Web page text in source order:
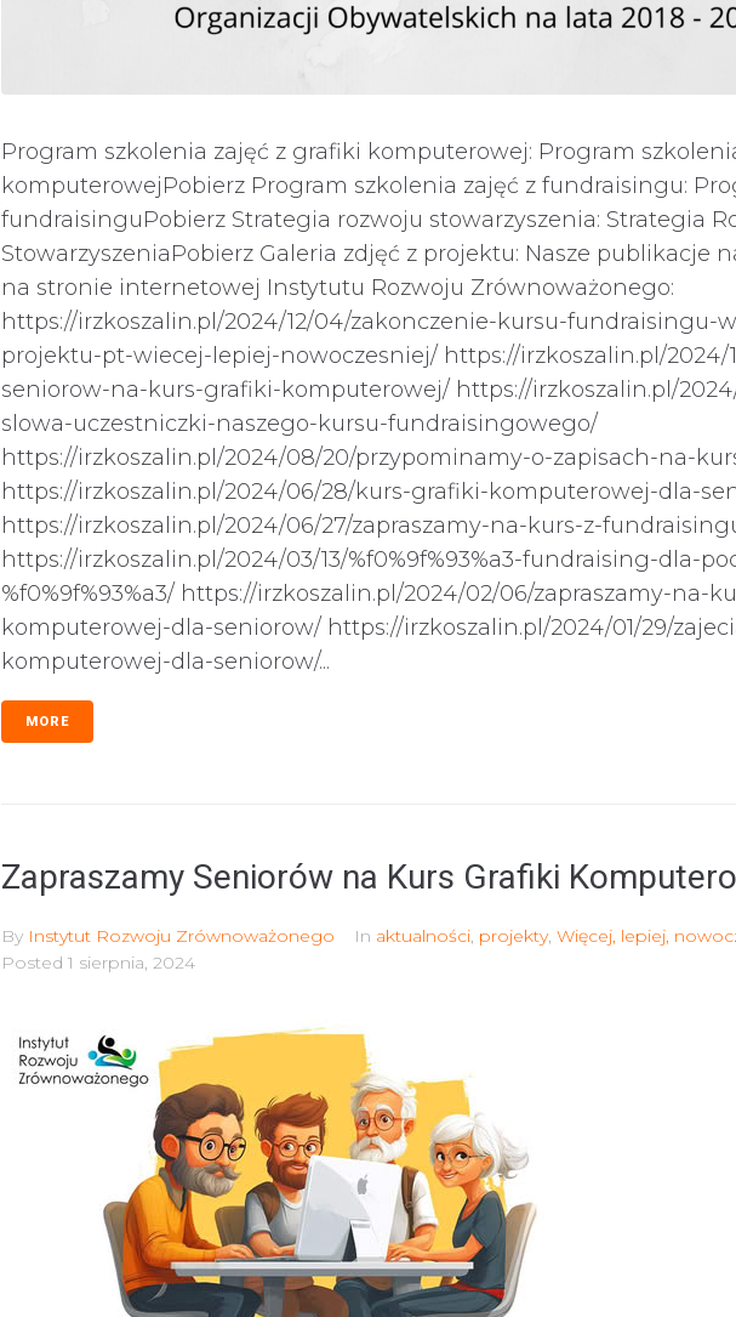
Program szkolenia zajęć z grafiki komputerowej: Program
komputerowejPobierz Program szkolenia zajęć z fundraisingu:
fundraisinguPobierz Strategia rozwoju stowarzyszenia: Strategia
StowarzyszeniaPobierz Galeria zdjęć z projektu: Nasze publikacje
na stronie internetowej Instytutu Rozwoju Zrównoważonego:
https://irzkoszalin.pl/2024/12/04/zakonczenie-kursu-fundraisingu-
projektu-pt-wiecej-lepiej-nowoczesniej/ https://irzkoszalin.pl/2024/
seniorow-na-kurs-grafiki-komputerowej/ https://irzkoszalin.pl/
slowa-uczestniczki-naszego-kursu-fundraisingowego/
https://irzkoszalin.pl/2024/08/20/przypominamy-o-zapisach-na-
https://irzkoszalin.pl/2024/06/28/kurs-grafiki-komputerowej-dla-
https://irzkoszalin.pl/2024/06/27/zapraszamy-na-kurs-z-
https://irzkoszalin.pl/2024/03/13/%f0%9f%93%a3-fundraising-dla-
%f0%9f%93%a3/ https://irzkoszalin.pl/2024/02/06/zapraszamy-na-
komputerowej-dla-seniorow/ https://irzkoszalin.pl/2024/01/29/
komputerowej-dla-seniorow/...
MORE
Zapraszamy Seniorów na Kurs Grafiki
By Instytut Rozwoju Zrównoważonego In aktualności, projekty, Więcej, lepiej,
Posted 1 sierpnia, 2024